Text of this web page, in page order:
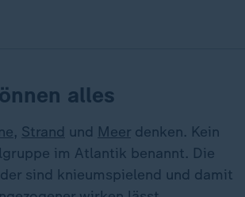
alles
, Strand und Meer denken. Kein
im Atlantik benannt. Die
sind knieumspielend und damit